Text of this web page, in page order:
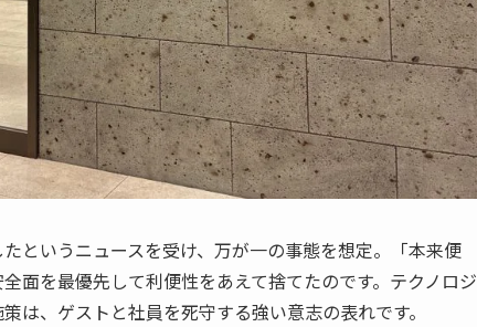
というニュースを受け、万が一の事態を想定。「本来便
面を最優先して利便性をあえて捨てたのです。テクノロジ
は、ゲストと社員を死守する強い意志の表れです。